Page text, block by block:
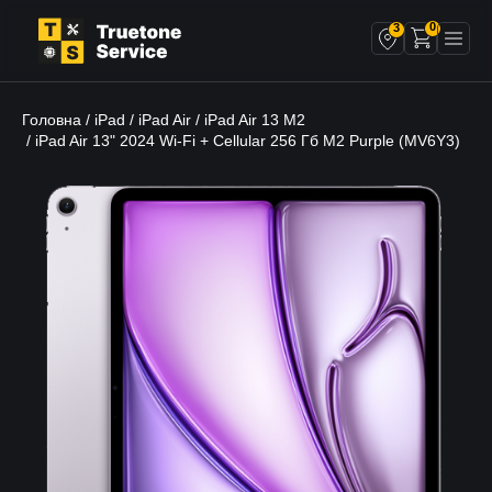
3 0
Головна / iPad / iPad Air / iPad Air 13 M2
/ iPad Air 13" 2024 Wi-Fi + Cellular 256 Гб M2 Purple (MV6Y3)